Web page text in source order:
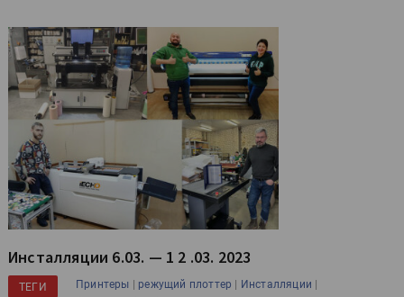
Инсталляции 6.03. — 1 2 .03. 2023
ТЕГИ Принтеры | режущий плоттер | Инсталляции |